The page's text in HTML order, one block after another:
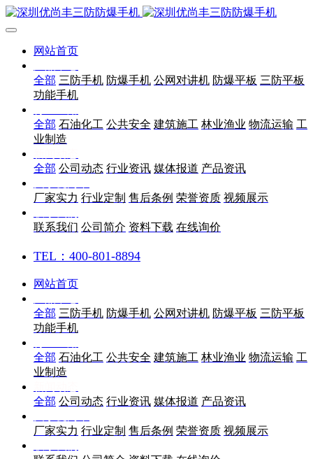
网站首页
全部 三防手机 防爆手机 公网对讲机 防爆平板 三防平板
功能手机
全部 石油化工 公共安全 建筑施工 林业渔业 物流运输 工
业制造
全部 公司动态 行业资讯 媒体报道 产品资讯
厂家实力 行业定制 售后条例 荣誉资质 视频展示
联系我们 公司简介 资料下载 在线询价
TEL：400-801-8894
网站首页
全部 三防手机 防爆手机 公网对讲机 防爆平板 三防平板
功能手机
全部 石油化工 公共安全 建筑施工 林业渔业 物流运输 工
业制造
全部 公司动态 行业资讯 媒体报道 产品资讯
厂家实力 行业定制 售后条例 荣誉资质 视频展示